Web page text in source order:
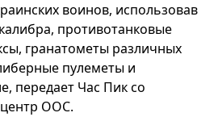
воинов, использовав
противотанковые
гранатометы различных
пулеметы и
передает Час Пик со
ООС.